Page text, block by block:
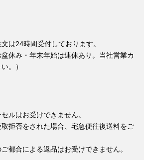
は24時間受付しております。
休み・年末年始は連休あり。当社営業カ
。）
ルはお受けできません。
拒否をされた場合、宅急便往復送料をご
都合による返品はお受けできません。